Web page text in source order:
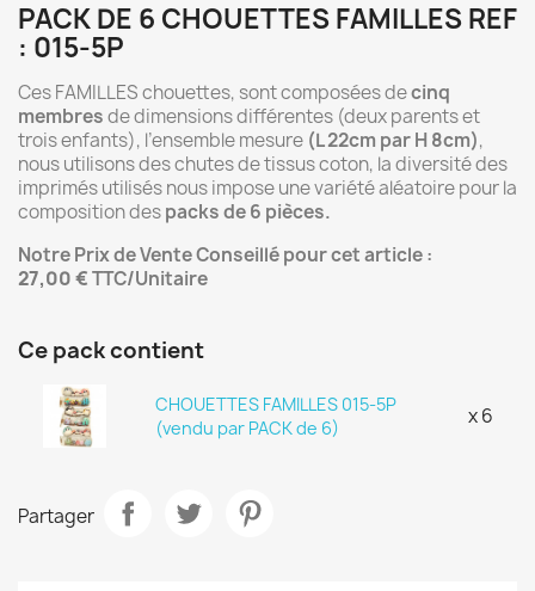
PACK DE 6 CHOUETTES FAMILLES REF
: 015-5P
Ces FAMILLES chouettes, sont composées decinq
membresde dimensions différentes (deux parents et
trois enfants), l’ensemble mesure (L 22cm par H 8cm),
nous utilisons des chutes de tissus coton, la diversité des
imprimés utilisés nous impose une variété aléatoire pour la
composition despacks de 6 pièces.
Notre Prix de Vente Conseillé pour cet article :
27,00 €TTC/Unitaire
Ce pack contient
CHOUETTES FAMILLES 015-5P
(vendu par PACK de 6)
x 6
Partager